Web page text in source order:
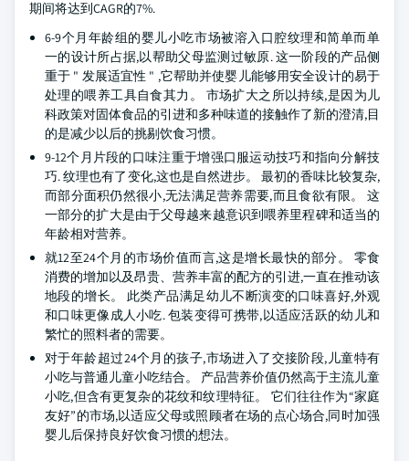
期间将达到CAGR的7%.
6-9个月年龄组的婴儿小吃市场被溶入口腔纹理和简单而单
一的设计所占据,以帮助父母监测过敏原. 这一阶段的产品侧
重于 " 发展适宜性 " ,它帮助并使婴儿能够用安全设计的易于
处理的喂养工具自食其力。 市场扩大之所以持续,是因为儿
科政策对固体食品的引进和多种味道的接触作了新的澄清,目
的是减少以后的挑剔饮食习惯。
9-12个月片段的口味注重于增强口服运动技巧和指向分解技
巧. 纹理也有了变化,这也是自然进步。 最初的香味比较复杂,
而部分面积仍然很小,无法满足营养需要,而且食欲有限。 这
一部分的扩大是由于父母越来越意识到喂养里程碑和适当的
年龄相对营养。
就12至24个月的市场价值而言,这是增长最快的部分。 零食
消费的增加以及昂贵、营养丰富的配方的引进,一直在推动该
地段的增长。 此类产品满足幼儿不断演变的口味喜好,外观
和口味更像成人小吃. 包装变得可携带,以适应活跃的幼儿和
繁忙的照料者的需要。
对于年龄超过24个月的孩子,市场进入了交接阶段,儿童特有
小吃与普通儿童小吃结合。 产品营养价值仍然高于主流儿童
小吃,但含有更复杂的花纹和纹理特征。 它们往往作为“家庭
友好”的市场,以适应父母或照顾者在场的点心场合,同时加强
婴儿后保持良好饮食习惯的想法。